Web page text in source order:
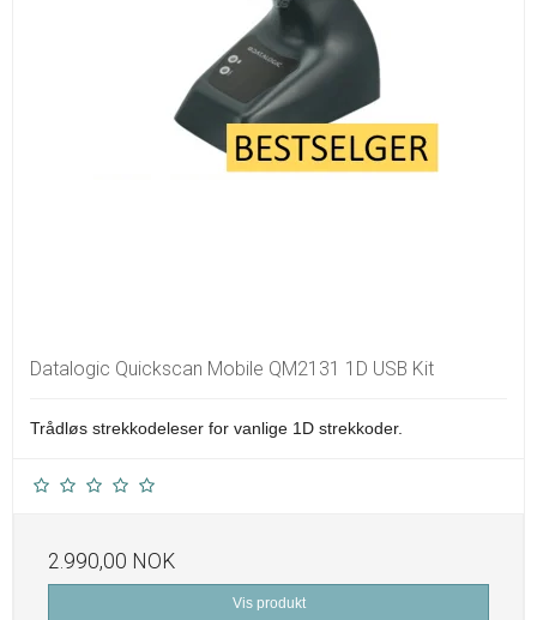
Datalogic Quickscan Mobile QM2131 1D USB Kit
Trådløs strekkodeleser for vanlige 1D strekkoder.
2.990,00 NOK
Vis produkt